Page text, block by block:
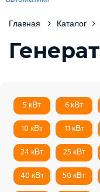
Главная Каталог
5 кВт 6 кВт
10 кВт
11 кВт
24 кВт
25 кВт
40 кВт
50 кВт